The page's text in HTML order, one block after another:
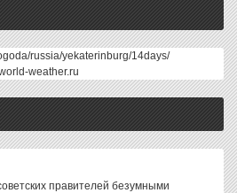
russia/yekaterinburg/14days/
weather.ru
правителей безумными